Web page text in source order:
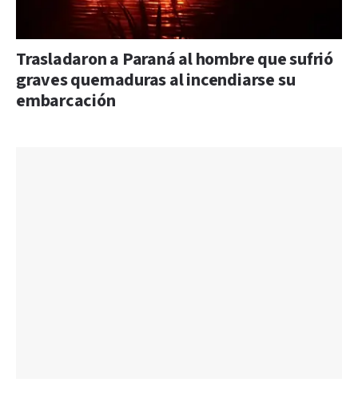
Trasladaron a Paraná al hombre que sufrió
graves quemaduras al incendiarse su
embarcación